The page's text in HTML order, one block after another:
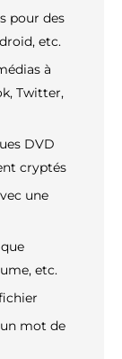
pour des
etc.
à
Twitter,
DVD
cryptés
une
etc.
mot de